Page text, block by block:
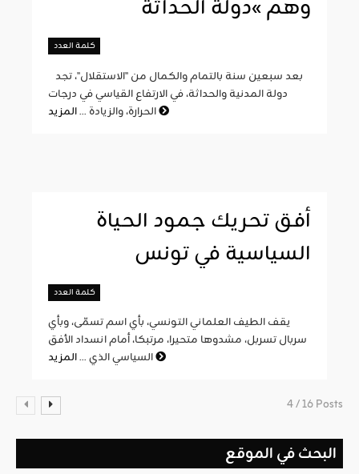
وهم »دولة الحداثة
كلمة العدد
دولة المدنية والحداثة، في الارتفاع القياسي في درجات
الحرارة، والزيادة ...
أفق تحريك جمود الحياة
السياسية في تونس
كلمة العدد
يقف الطيف العلماني التونسي، بأي اسم تسمّى، وبأي
سربال تسربل، مشدوها متحيرا، مرتبكا، أمام انسداد الأفق
السياسي الذي ...
4 / 16 Posts
البحث في الموقع